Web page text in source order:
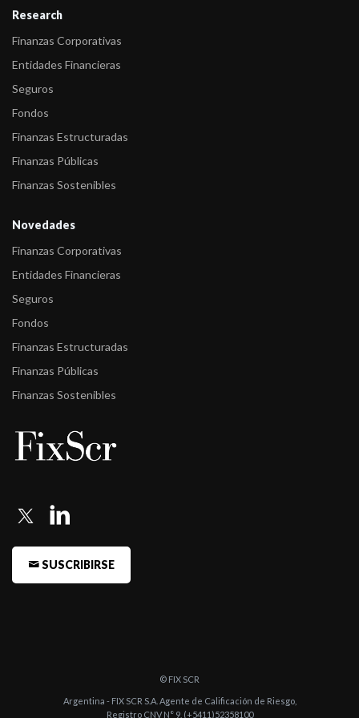
Research
Finanzas Corporativas
Entidades Financieras
Seguros
Fondos
Finanzas Estructuradas
Finanzas Públicas
Finanzas Sostenibles
Novedades
Finanzas Corporativas
Entidades Financieras
Seguros
Fondos
Finanzas Estructuradas
Finanzas Públicas
Finanzas Sostenibles
SUSCRIBIRSE
© FIX SCR
Argentina - FIX SCR S.A. Agente de Calificación de Riesgo,
Registro CNV N° 9, (+5411)52358100